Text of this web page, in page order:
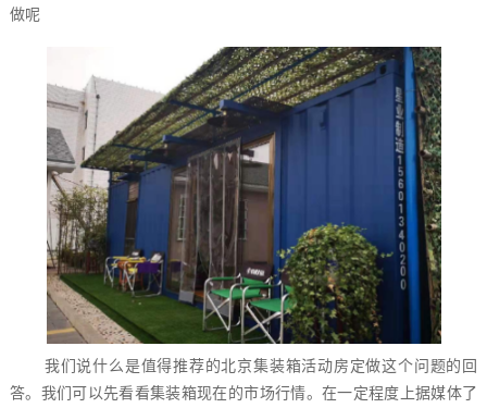
做呢
我们说什么是值得推荐的北京集装箱活动房定做这个问题的回
答。我们可以先看看集装箱现在的市场行情。在一定程度上据媒体了